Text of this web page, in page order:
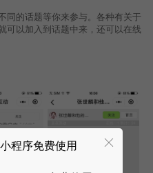
同的话题等你来参与。各种有关于
可以加入到话题中来，还可以在线
程序免费使用